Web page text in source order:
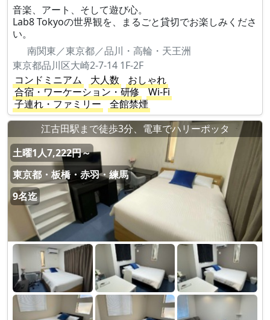
音楽、アート、そして遊び心。
Lab8 Tokyoの世界観を、まるごと貸切でお楽しみくださ
い。
南関東／東京都／品川・高輪・天王洲
東京都品川区大崎2-7-14 1F-2F
コンドミニアム
大人数
おしゃれ
合宿・ワーケーション・研修
Wi-Fi
子連れ・ファミリー
全館禁煙
江古田駅まで徒歩3分、電車でハリーポッタ
土曜1人7,222円～
東京都・板橋・赤羽・練馬
9名迄